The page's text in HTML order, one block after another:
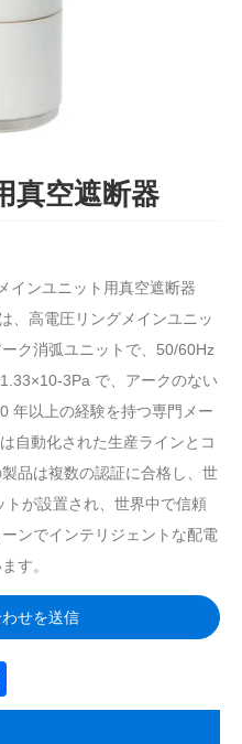
真空遮断器
インユニット用真空遮断器
、高電圧リングメインユニッ
ク消弧ユニットで、50/60Hz
3Pa で、アークのない
年以上の経験を持つ専門メー
自動化された生産ラインとコ
品は複数の認証に合格し、世
が設置され、世界中で信頼
ンでインテリジェントな配電
す。
せを送信